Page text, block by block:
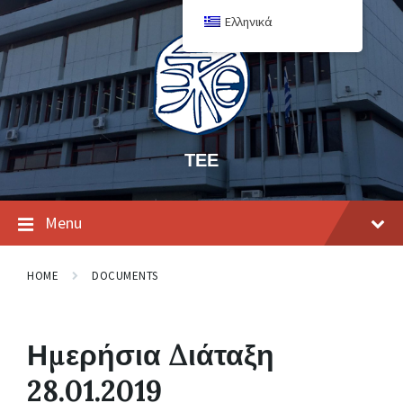
ΤΕΕ
Menu
HOME DOCUMENTS
Ημερήσια Διάταξη
28.01.2019
Ελληνικά